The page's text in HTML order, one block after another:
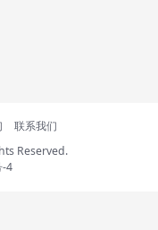
联系我们
Reserved.
-4